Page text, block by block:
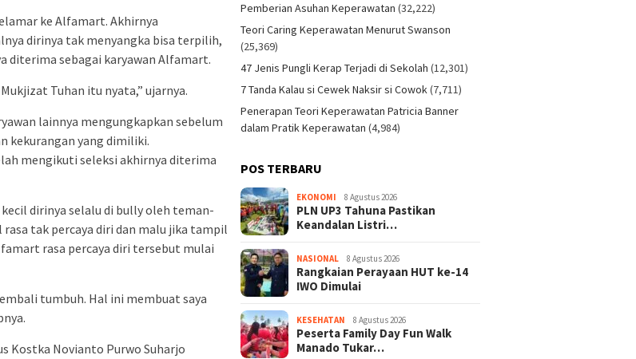
ke Alfamart. Akhirnya
dirinya tak menyangka bisa terpilih,
diterima sebagai karyawan Alfamart.
Tuhan itu nyata,” ujarnya.
lainnya mengungkapkan sebelum
kekurangan yang dimiliki.
mengikuti seleksi akhirnya diterima
dirinya selalu di bully oleh teman-
tak percaya diri dan malu jika tampil
rasa percaya diri tersebut mulai
tumbuh. Hal ini membuat saya
Kostka Novianto Purwo Suharjo
Pemberian Asuhan Keperawatan (32,222)
Teori Caring Keperawatan Menurut Swanson
(25,369)
47 Jenis Pungli Kerap Terjadi di Sekolah (12,301)
7 Tanda Kalau si Cewek Naksir si Cowok(7,711)
Penerapan Teori Keperawatan Patricia Banner
dalam Pratik Keperawatan (4,984)
POS TERBARU
EKONOMI 8 Agustus 2026
PLN UP3 Tahuna Pastikan
Keandalan Listri…
NASIONAL 8 Agustus 2026
Rangkaian Perayaan HUT ke-14
IWO Dimulai
KESEHATAN 8 Agustus 2026
Peserta Family Day Fun Walk
Manado Tukar…